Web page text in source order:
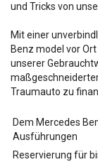
und Tricks von
Mit einer
Benz model vor
unserer
Traumauto zu
Dem Mercedes
Ausführungen
Reservierung für